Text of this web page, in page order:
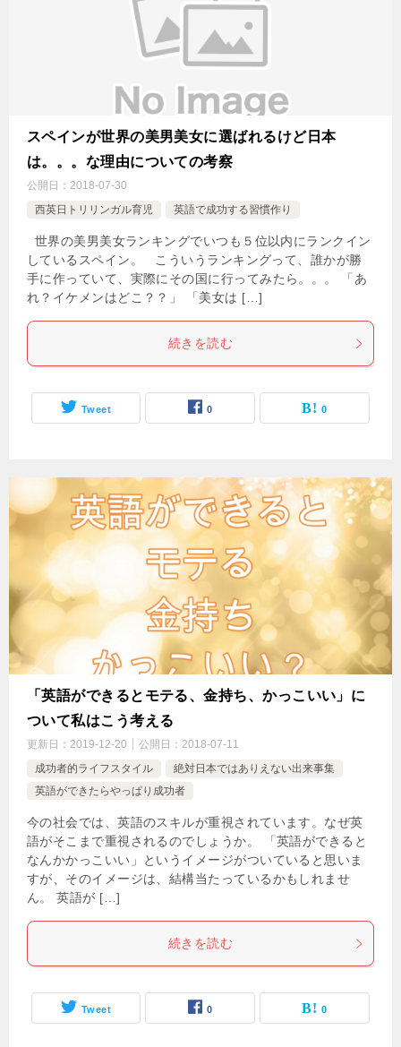
スペインが世界の美男美女に選ばれるけど日本
は。。。な理由についての考察
公開日： 2018-07-30
西英日トリリンガル育児
英語で成功する習慣作り
世界の美男美女ランキングでいつも５位以内にランクイン
しているスペイン。 こういうランキングって、誰かが勝
手に作っていて、実際にその国に行ってみたら。。。 「あ
れ？イケメンはどこ？？」 「美女は […]
続きを読む
Tweet 0 0
「英語ができるとモテる、金持ち、かっこいい」に
ついて私はこう考える
更新日： 2019-12-20 公開日： 2018-07-11
成功者的ライフスタイル
絶対日本ではありえない出来事集
英語ができたらやっぱり成功者
今の社会では、英語のスキルが重視されています。なぜ英
語がそこまで重視されるのでしょうか。 「英語ができると
なんかかっこいい」というイメージがついていると思いま
すが、そのイメージは、結構当たっているかもしれませ
ん。 英語が […]
続きを読む
Tweet 0 0